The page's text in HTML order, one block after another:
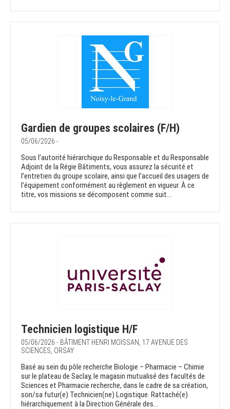
Gardien de groupes scolaires (F/H)
05/06/2026 -
Sous l’autorité hiérarchique du Responsable et du Responsable
Adjoint de la Régie Bâtiments, vous assurez la sécurité et
l’entretien du groupe scolaire, ainsi que l’accueil des usagers de
l’équipement conformément au règlement en vigueur. À ce
titre, vos missions se décomposent comme suit...
Technicien logistique H/F
05/06/2026 - BÂTIMENT HENRI MOISSAN, 17 AVENUE DES
SCIENCES, ORSAY
Basé au sein du pôle recherche Biologie – Pharmacie – Chimie
sur le plateau de Saclay, le magasin mutualisé des facultés de
Sciences et Pharmacie recherche, dans le cadre de sa création,
son/sa futur(e) Technicien(ne) Logistique. Rattaché(e)
hiérarchiquement à la Direction Générale des...